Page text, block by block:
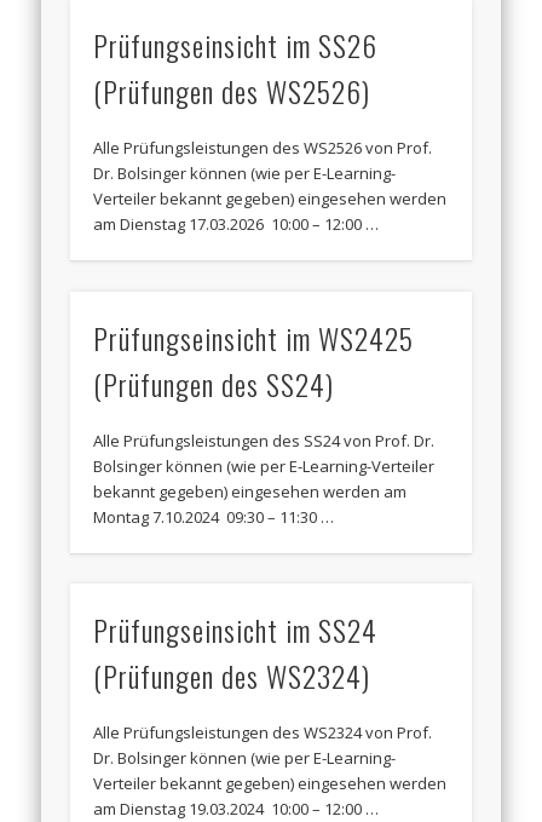
Prüfungseinsicht im SS26
(Prüfungen des WS2526)
Alle Prüfungsleistungen des WS2526 von Prof.
Dr. Bolsinger können (wie per E-Learning-
Verteiler bekannt gegeben) eingesehen werden
am Dienstag 17.03.2026 10:00 – 12:00 …
Prüfungseinsicht im WS2425
(Prüfungen des SS24)
Alle Prüfungsleistungen des SS24 von Prof. Dr.
Bolsinger können (wie per E-Learning-Verteiler
bekannt gegeben) eingesehen werden am
Montag 7.10.2024 09:30 – 11:30 …
Prüfungseinsicht im SS24
(Prüfungen des WS2324)
Alle Prüfungsleistungen des WS2324 von Prof.
Dr. Bolsinger können (wie per E-Learning-
Verteiler bekannt gegeben) eingesehen werden
am Dienstag 19.03.2024 10:00 – 12:00 …